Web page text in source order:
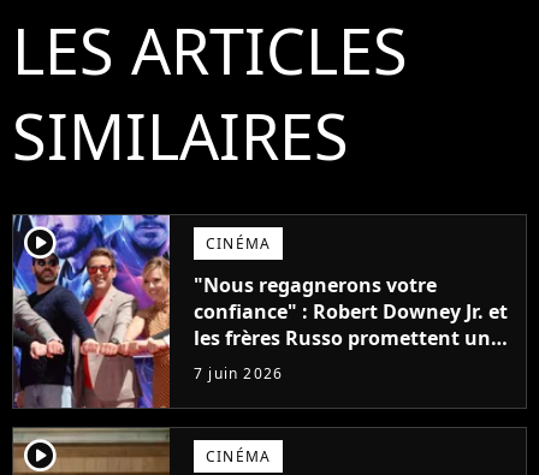
LES ARTICLES
SIMILAIRES
player2 CINÉMA
"Nous regagnerons votre
confiance" : Robert Downey Jr. et
les frères Russo promettent une
révolution pour Avengers :
Doomsday
7 juin 2026
player2 CINÉMA